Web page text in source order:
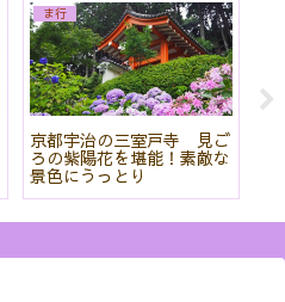
ま行
京都宇治の三室戸寺 見ご
ろの紫陽花を堪能！素敵な
景色にうっとり